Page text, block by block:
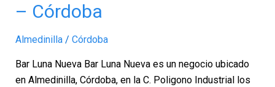
– Córdoba
Almedinilla/ Córdoba
Bar Luna Nueva Bar Luna Nueva es un negocio ubicado
en Almedinilla, Córdoba, en la C. Poligono Industrial los
Nueva,
–
Córdoba